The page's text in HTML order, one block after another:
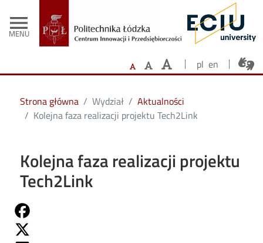
menu
MENU
- Strona
pl en
Strona główna Wydział
Aktualności
Kolejna faza realizacji projektu Tech2Link
Kolejna faza realizacji projektu
Tech2Link